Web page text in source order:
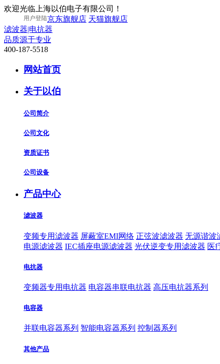
欢迎光临上海以伯电子有限公司！
用户登陆京东旗舰店 天猫旗舰店
滤波器|电抗器
品质源于专业
400-187-5518
网站首页
关于以伯
公司简介
公司文化
资质证书
公司设备
产品中心
滤波器
变频专用滤波器 屏蔽室EMI网络 正弦波滤波器 无源谐波
电源滤波器 IEC插座电源滤波器 光伏逆变专用滤波器 医
电抗器
变频器专用电抗器 电容器串联电抗器 高压电抗器系列
电容器
并联电容器系列 智能电容器系列 控制器系列
其他产品